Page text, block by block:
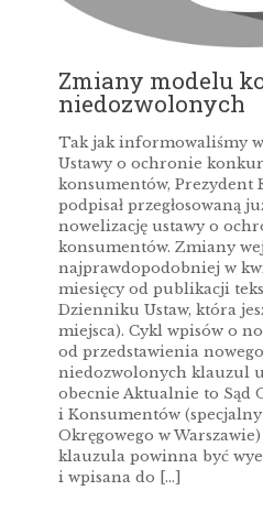
Zmiany modelu
niedozwolonych
Tak jak informowaliśmy
Ustawy o ochronie
konsumentów, Prezydent
podpisał przegłosowaną
nowelizację ustawy o
konsumentów. Zmiany
najprawdopodobniej w
miesięcy od publikacji
Dzienniku Ustaw, która
miejsca). Cykl wpisów o
od przedstawienia
niedozwolonych klauzul
obecnie Aktualnie to Sąd
i Konsumentów (specjalny
Okręgowego w
klauzula powinna być
i wpisana do […]